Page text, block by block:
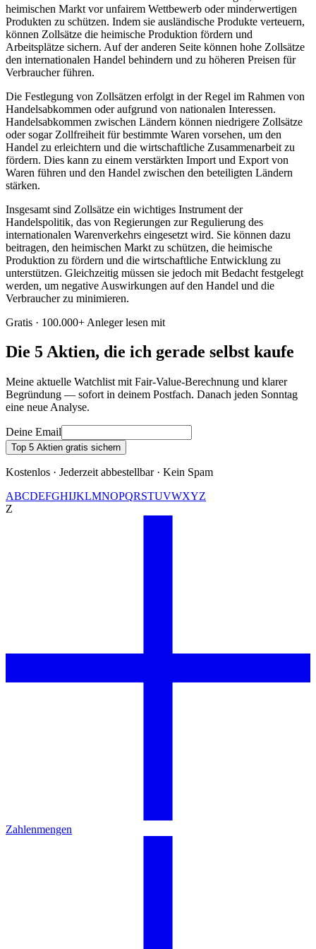
heimischen Markt vor unfairem Wettbewerb oder minderwertigen
Produkten zu schützen. Indem sie ausländische Produkte verteuern,
können Zollsätze die heimische Produktion fördern und
Arbeitsplätze sichern. Auf der anderen Seite können hohe Zollsätze
den internationalen Handel behindern und zu höheren Preisen für
Verbraucher führen.
Die Festlegung von Zollsätzen erfolgt in der Regel im Rahmen von
Handelsabkommen oder aufgrund von nationalen Interessen.
Handelsabkommen zwischen Ländern können niedrigere Zollsätze
oder sogar Zollfreiheit für bestimmte Waren vorsehen, um den
Handel zu erleichtern und die wirtschaftliche Zusammenarbeit zu
fördern. Dies kann zu einem verstärkten Import und Export von
Waren führen und den Handel zwischen den beteiligten Ländern
stärken.
Insgesamt sind Zollsätze ein wichtiges Instrument der
Handelspolitik, das von Regierungen zur Regulierung des
internationalen Warenverkehrs eingesetzt wird. Sie können dazu
beitragen, den heimischen Markt zu schützen, die heimische
Produktion zu fördern und die wirtschaftliche Entwicklung zu
unterstützen. Gleichzeitig müssen sie jedoch mit Bedacht festgelegt
werden, um negative Auswirkungen auf den Handel und die
Verbraucher zu minimieren.
Gratis · 100.000+ Anleger lesen mit
Die 5 Aktien, die ich gerade selbst kaufe
Meine aktuelle Watchlist mit Fair-Value-Berechnung und klarer
Begründung — sofort in deinem Postfach. Danach jeden Sonntag
eine neue Analyse.
Deine Email
Top 5 Aktien gratis sichern
Kostenlos · Jederzeit abbestellbar · Kein Spam
ABCDEFGHIJKLMNOPQRSTUVWXYZ
Z
Zahlenmengen